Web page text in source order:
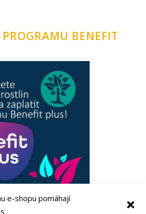
e-shopu pomáhají
PROGRAMU BENEFIT